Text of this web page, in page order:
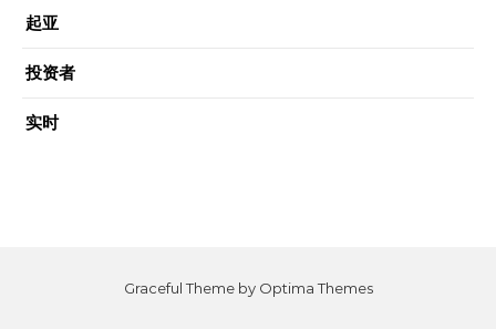
起亚
投资者
实时
Graceful Theme by Optima Themes